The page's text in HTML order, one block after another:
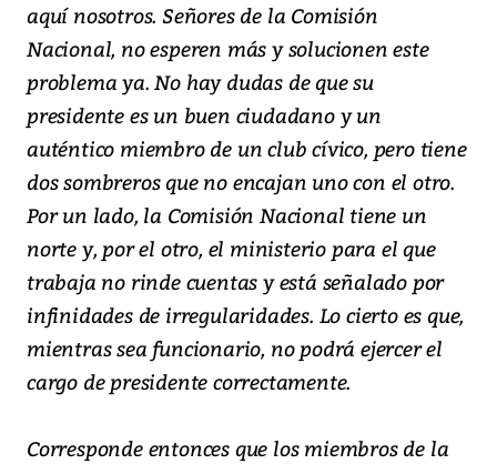
aquí nosotros. Señores de la Comisión
Nacional, no esperen más y solucionen este
problema ya. No hay dudas de que su
presidente es un buen ciudadano y un
auténtico miembro de un club cívico, pero tiene
dos sombreros que no encajan uno con el otro.
Por un lado, la Comisión Nacional tiene un
norte y, por el otro, el ministerio para el que
trabaja no rinde cuentas y está señalado por
infinidades de irregularidades. Lo cierto es que,
mientras sea funcionario, no podrá ejercer el
cargo de presidente correctamente.
Corresponde entonces que los miembros de la